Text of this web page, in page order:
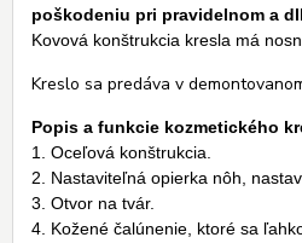
poškodeniu pri pravidelnom a
Kovová konštrukcia kresla má
Kreslo sa predáva v
Popis a funkcie kozmetického
1. Oceľová konštrukcia.
2. Nastaviteľná opierka nôh,
3. Otvor na tvár.
4. Kožené čalúnenie, ktoré sa